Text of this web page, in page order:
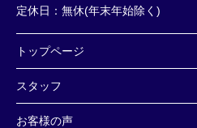
定休日： 無休(年末年始除く)
トップページ
スタッフ
お客様の声